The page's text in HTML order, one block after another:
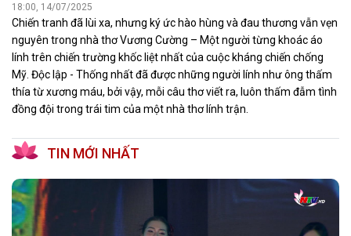
18:00, 14/07/2025
Chiến tranh đã lùi xa, nhưng ký ức hào hùng và đau thương vẫn vẹn
nguyên trong nhà thơ Vương Cường – Một người từng khoác áo
lính trên chiến trường khốc liệt nhất của cuộc kháng chiến chống
Mỹ. Độc lập - Thống nhất đã được những người lính như ông thấm
thía từ xương máu, bởi vậy, mỗi câu thơ viết ra, luôn thấm đẫm tình
đồng đội trong trái tim của một nhà thơ lính trận.
TIN MỚI NHẤT